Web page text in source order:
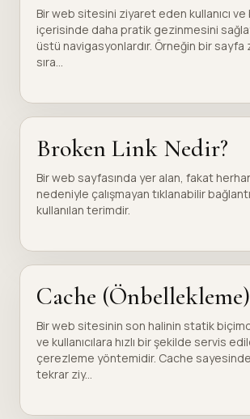
Bir web sitesini ziyaret eden kullanıcı
içerisinde daha pratik gezinmesini
üstü navigasyonlardır. Örneğin bir
sıra...
Broken Link Nedir?
Bir web sayfasında yer alan, fakat
nedeniyle çalışmayan tıklanabilir
kullanılan terimdir.
Cache
Bir web sitesinin son halinin statik
ve kullanıcılara hızlı bir şekilde servis
çerezleme yöntemidir. Cache sayesinde
tekrar ziy...